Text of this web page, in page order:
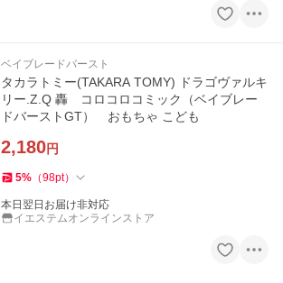
ベイブレードバースト
タカラトミー(TAKARA TOMY) ドラゴヴァルキ
リー.Z.Q 轟 コロコロコミック（ベイブレー
ドバーストGT） おもちゃ こども
2,180円
5% （98pt）
本日翌日お届け非対応
イエステムオンラインストア